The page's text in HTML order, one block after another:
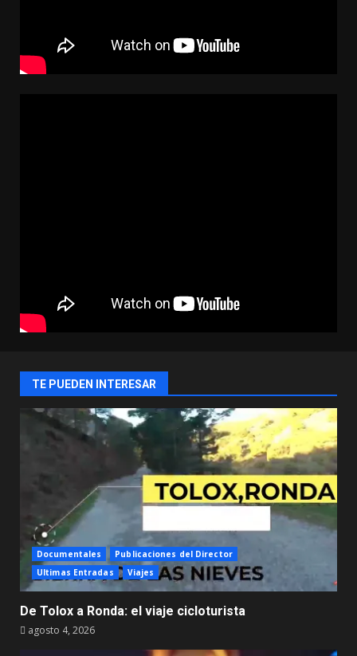
TE PUEDEN INTERESAR
Documentales
Publicaciones del Director
Ultimas Entradas
Viajes
De Tolox a Ronda: el viaje cicloturista
agosto 4, 2026